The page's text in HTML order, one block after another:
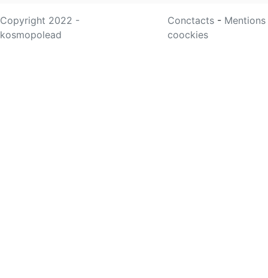
Copyright 2022 -
kosmopolead
Conctacts -
coockies